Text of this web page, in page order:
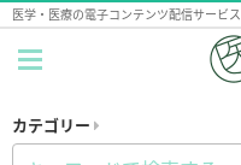
医学・医療の電子コンテンツ配信サービス
カテゴリー